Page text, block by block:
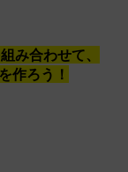
み合わせて、
作ろう！